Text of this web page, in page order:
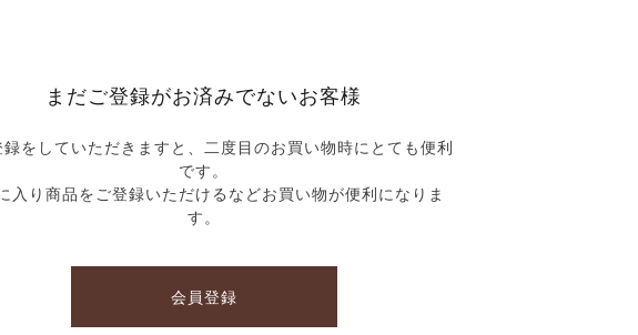
まだご登録がお済みでないお客様
録をしていただきますと、二度目のお買い物時にとても便利
です。
入り商品をご登録いただけるなどお買い物が便利になりま
す。
会員登録